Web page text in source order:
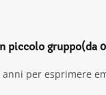
gruppo(da
per esprimere